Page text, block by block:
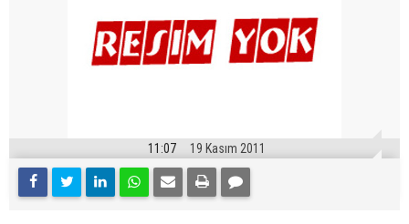
11:07 19 Kasım 2011